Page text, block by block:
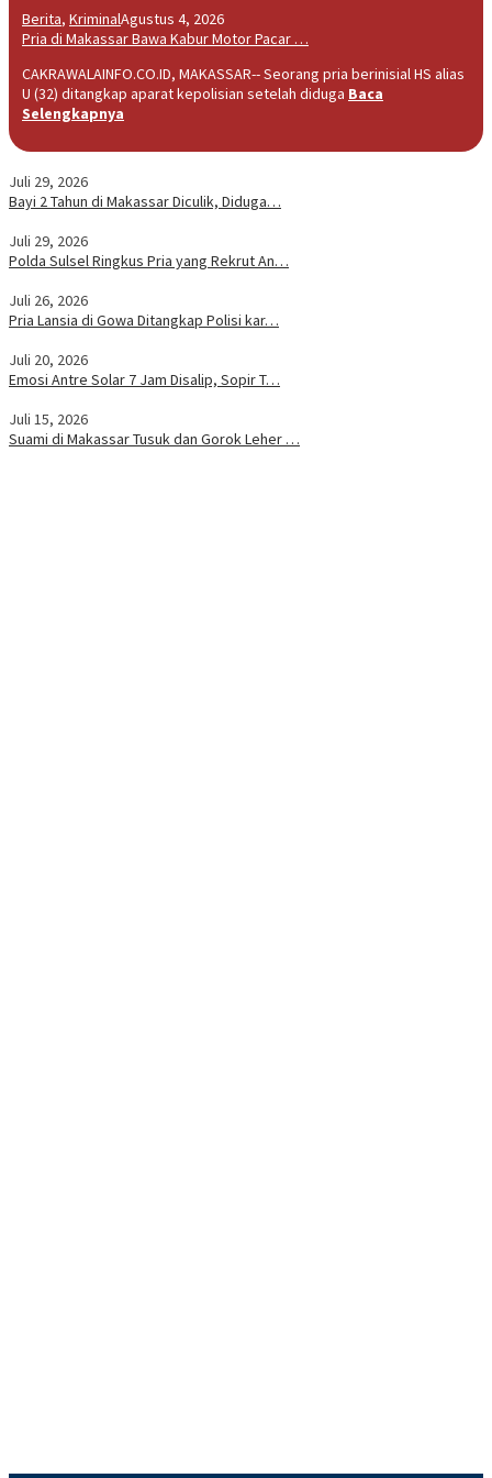
Berita, KriminalAgustus 4, 2026
Pria di Makassar Bawa Kabur Motor Pacar …
CAKRAWALAINFO.CO.ID, MAKASSAR-- Seorang pria berinisial HS alias
U (32) ditangkap aparat kepolisian setelah diduga Baca
Selengkapnya
Juli 29, 2026
Bayi 2 Tahun di Makassar Diculik, Diduga…
Juli 29, 2026
Polda Sulsel Ringkus Pria yang Rekrut An…
Juli 26, 2026
Pria Lansia di Gowa Ditangkap Polisi kar…
Juli 20, 2026
Emosi Antre Solar 7 Jam Disalip, Sopir T…
Juli 15, 2026
Suami di Makassar Tusuk dan Gorok Leher …